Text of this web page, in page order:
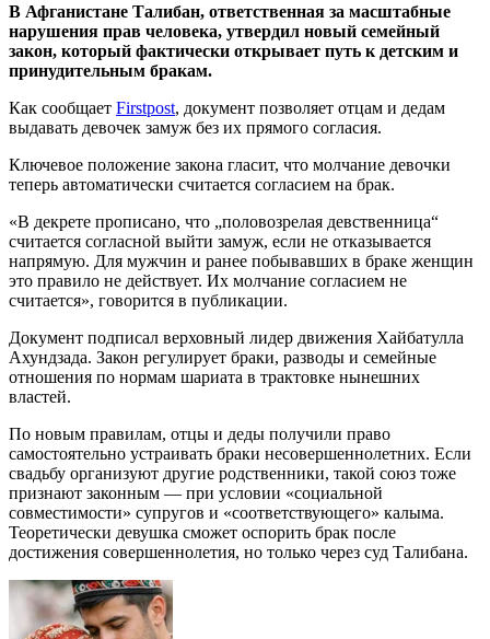
В Афганистане Талибан, ответственная за масштабные
нарушения прав человека, утвердил новый семейный
закон, который фактически открывает путь к детским и
принудительным бракам.
Как сообщает Firstpost, документ позволяет отцам и дедам
выдавать девочек замуж без их прямого согласия.
Ключевое положение закона гласит, что молчание девочки
теперь автоматически считается согласием на брак.
«В декрете прописано, что „половозрелая девственница“
считается согласной выйти замуж, если не отказывается
напрямую. Для мужчин и ранее побывавших в браке женщин
это правило не действует. Их молчание согласием не
считается», говорится в публикации.
Документ подписал верховный лидер движения Хайбатулла
Ахундзада. Закон регулирует браки, разводы и семейные
отношения по нормам шариата в трактовке нынешних
властей.
По новым правилам, отцы и деды получили право
самостоятельно устраивать браки несовершеннолетних. Если
свадьбу организуют другие родственники, такой союз тоже
признают законным — при условии «социальной
совместимости» супругов и «соответствующего» калыма.
Теоретически девушка сможет оспорить брак после
достижения совершеннолетия, но только через суд Талибана.